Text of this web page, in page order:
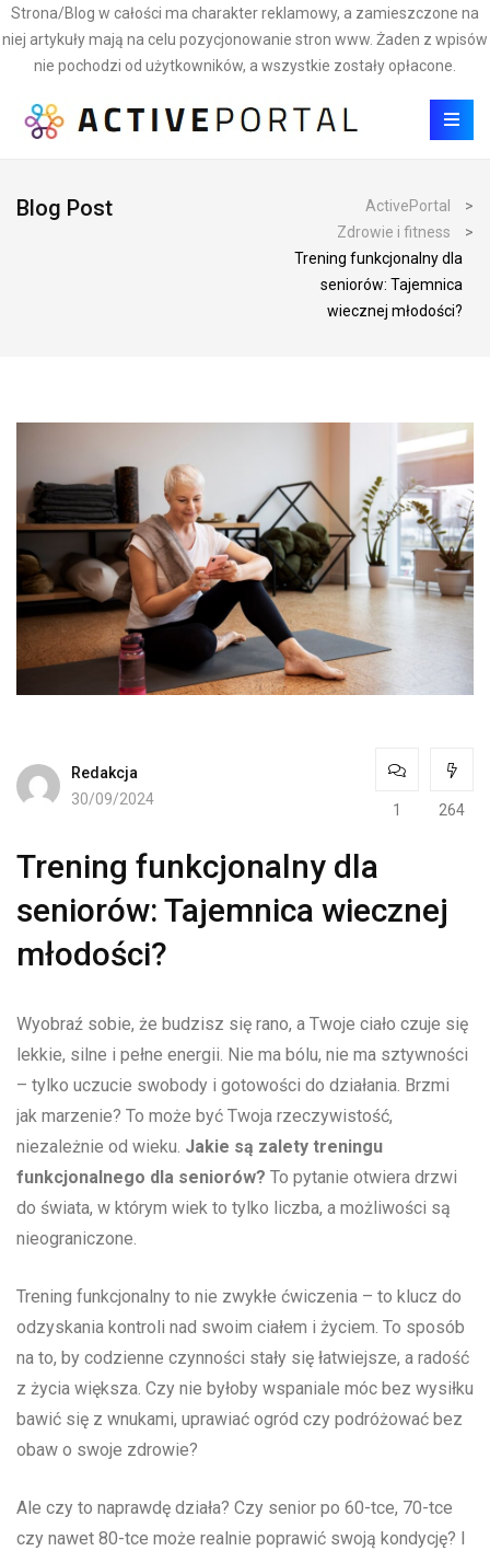
Strona/Blog w całości ma charakter reklamowy, a zamieszczone na
niej artykuły mają na celu pozycjonowanie stron www. Żaden z wpisów
nie pochodzi od użytkowników, a wszystkie zostały opłacone.
Blog Post ActivePortal
>
Zdrowie i fitness
>
Trening funkcjonalny dla
seniorów: Tajemnica
wiecznej młodości?
Redakcja
30/09/2024
1 264
Trening funkcjonalny dla
seniorów: Tajemnica wiecznej
młodości?
Wyobraź sobie, że budzisz się rano, a Twoje ciało czuje się
lekkie, silne i pełne energii. Nie ma bólu, nie ma sztywności
– tylko uczucie swobody i gotowości do działania. Brzmi
jak marzenie? To może być Twoja rzeczywistość,
niezależnie od wieku. Jakie są zalety treningu
funkcjonalnego dla seniorów? To pytanie otwiera drzwi
do świata, w którym wiek to tylko liczba, a możliwości są
nieograniczone.
Trening funkcjonalny to nie zwykłe ćwiczenia – to klucz do
odzyskania kontroli nad swoim ciałem i życiem. To sposób
na to, by codzienne czynności stały się łatwiejsze, a radość
z życia większa. Czy nie byłoby wspaniale móc bez wysiłku
bawić się z wnukami, uprawiać ogród czy podróżować bez
obaw o swoje zdrowie?
Ale czy to naprawdę działa? Czy senior po 60-tce, 70-tce
czy nawet 80-tce może realnie poprawić swoją kondycję? I